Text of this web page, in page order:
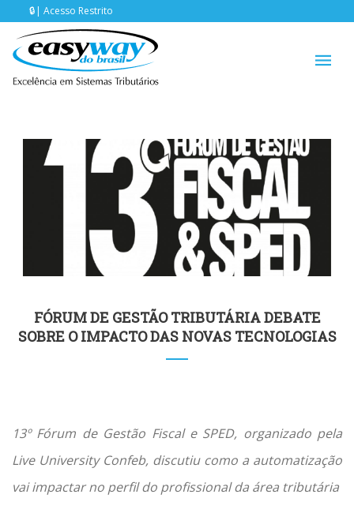
Acesso Restrito
FÓRUM DE GESTÃO TRIBUTÁRIA DEBATE
SOBRE O IMPACTO DAS NOVAS TECNOLOGIAS
13º Fórum de Gestão Fiscal e SPED, organizado pela
Live University Confeb, discutiu como a automatização
vai impactar no perfil do profissional da área tributária